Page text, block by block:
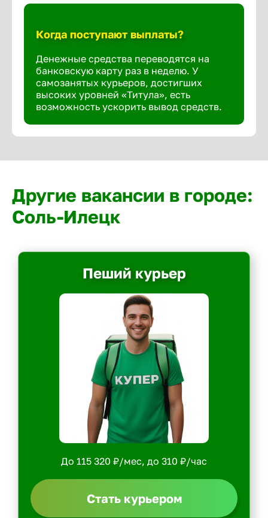
Когда поступают выплаты?
Денежные средства переводятся на
банковскую карту раз в неделю. У
самозанятых курьеров, достигших
высоких уровней «Титула», есть
возможность ускорить вывод средств.
Другие вакансии в городе:
Соль-Илецк
Пеший курьер
До 115 320 ₽/мес, до 310 ₽/час
Стать курьером